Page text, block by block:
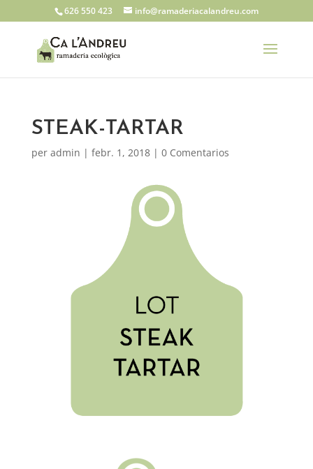
626 550 423 info@ramaderiacalandreu.com
STEAK-TARTAR
per admin | febr. 1, 2018| 0 Comentarios